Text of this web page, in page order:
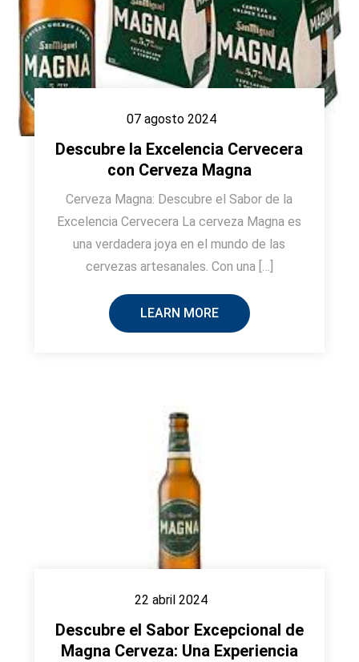
07 agosto 2024
Descubre la Excelencia Cervecera
con Cerveza Magna
Cerveza Magna: Descubre el Sabor de la
Excelencia Cervecera La cerveza Magna es
una verdadera joya en el mundo de las
cervezas artesanales. Con una […]
LEARN MORE
22 abril 2024
Descubre el Sabor Excepcional de
Magna Cerveza: Una Experiencia